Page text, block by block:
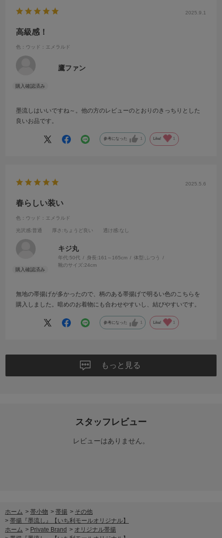
2025.9.1
高級感！
色：ウッド：エメラルド
鷹ファン
墨流しはいいですね～。他の方のレビューのとおりのきっちりとした
良いお品です。
参考になった 1 Like! 1
2025.5.6
春らしい装い
色：ウッド：エメラルド
光沢感:普通 厚さ :ちょうど良い 透け感:なし
キジ丸
年代:50代 身長:161～165cm 体型:ふつう
靴のサイズ:24cm
無地の帯揚げが多かったので、柄のある帯揚げで明るい色のこちらを
購入しました。暗めのお着物にも合わせやすいし、結びやすいです。
参考になった 1 Like! 1
もっと見る
スタッフレビュー
レビューはありません。
ホーム > 帯小物 > 帯揚 > その他
> 帯揚『墨流し』【いち利モールオリジナル】
ホーム > Private Brand > オリジナル帯揚